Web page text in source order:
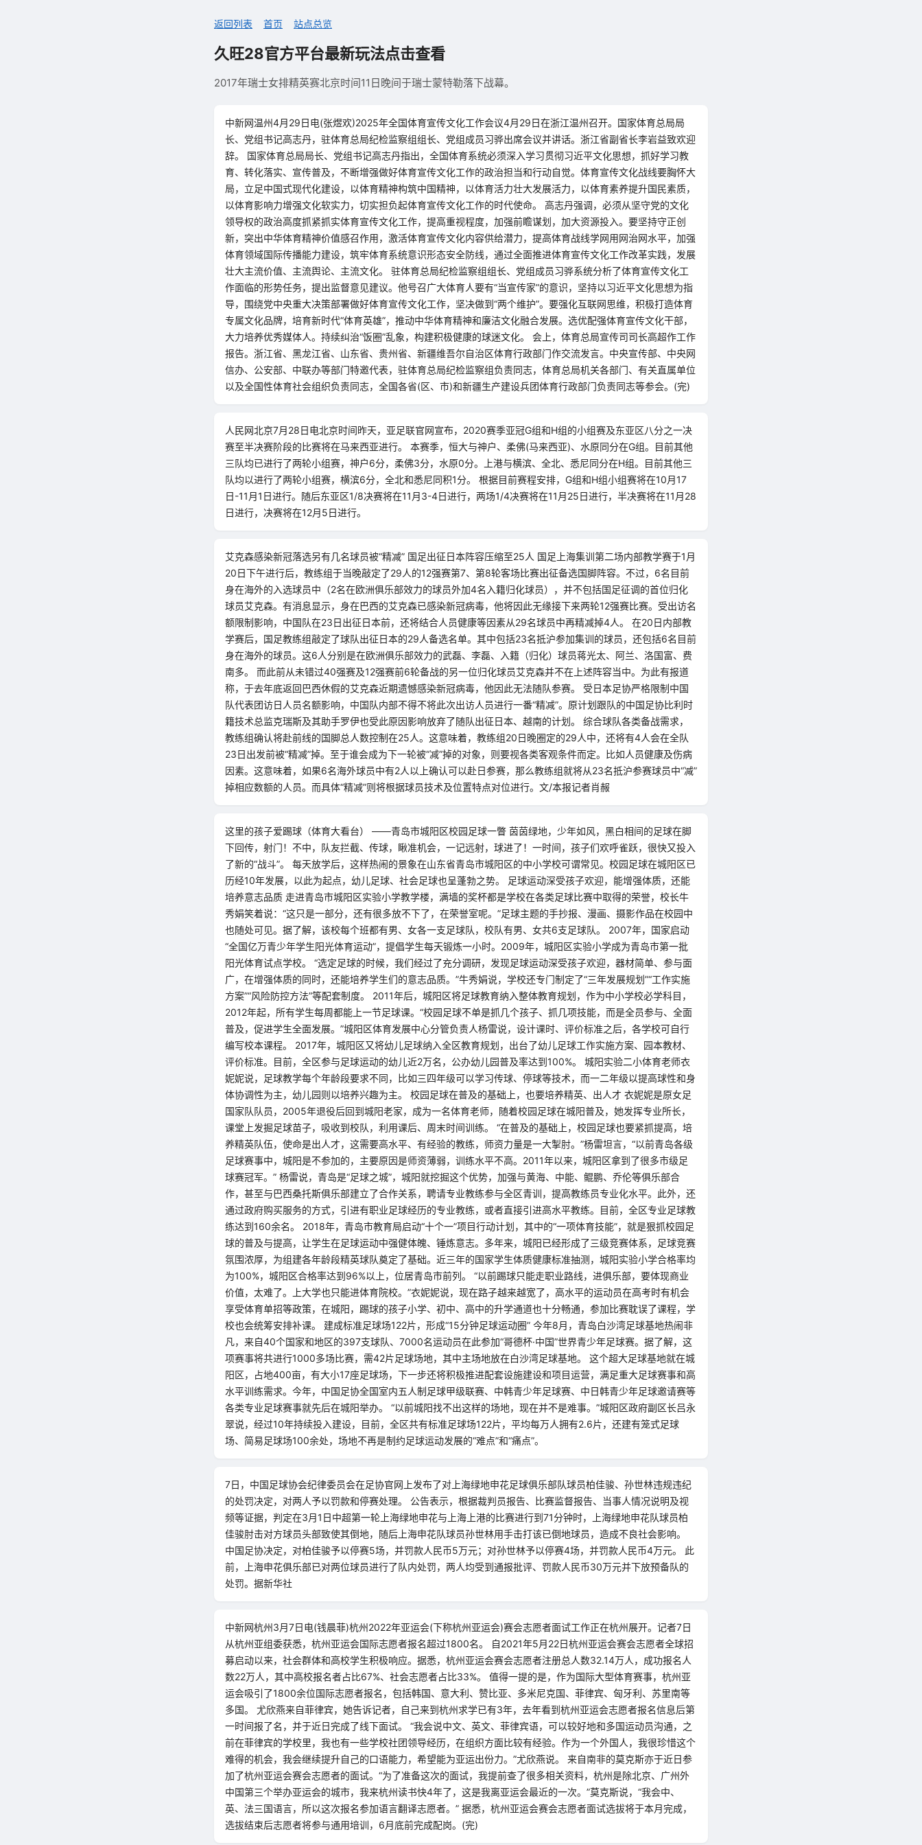
返回列表 首页 站点总览
久旺28官方平台最新玩法点击查看
2017年瑞士女排精英赛北京时间11日晚间于瑞士蒙特勒落下战幕。
中新网温州4月29日电(张煜欢)2025年全国体育宣传文化工作会议4月29日在浙江温州召开。国家体育总局局
长、党组书记高志丹，驻体育总局纪检监察组组长、党组成员习骅出席会议并讲话。浙江省副省长李岩益致欢迎
辞。 国家体育总局局长、党组书记高志丹指出，全国体育系统必须深入学习贯彻习近平文化思想，抓好学习教
育、转化落实、宣传普及，不断增强做好体育宣传文化工作的政治担当和行动自觉。体育宣传文化战线要胸怀大
局，立足中国式现代化建设，以体育精神构筑中国精神，以体育活力壮大发展活力，以体育素养提升国民素质，
以体育影响力增强文化软实力，切实担负起体育宣传文化工作的时代使命。 高志丹强调，必须从坚守党的文化
领导权的政治高度抓紧抓实体育宣传文化工作，提高重视程度，加强前瞻谋划，加大资源投入。要坚持守正创
新，突出中华体育精神价值感召作用，激活体育宣传文化内容供给潜力，提高体育战线学网用网治网水平，加强
体育领域国际传播能力建设，筑牢体育系统意识形态安全防线，通过全面推进体育宣传文化工作改革实践，发展
壮大主流价值、主流舆论、主流文化。 驻体育总局纪检监察组组长、党组成员习骅系统分析了体育宣传文化工
作面临的形势任务，提出监督意见建议。他号召广大体育人要有“当宣传家”的意识，坚持以习近平文化思想为指
导，围绕党中央重大决策部署做好体育宣传文化工作，坚决做到“两个维护”。要强化互联网思维，积极打造体育
专属文化品牌，培育新时代“体育英雄”，推动中华体育精神和廉洁文化融合发展。选优配强体育宣传文化干部，
大力培养优秀媒体人。持续纠治“饭圈”乱象，构建积极健康的球迷文化。 会上，体育总局宣传司司长高超作工作
报告。浙江省、黑龙江省、山东省、贵州省、新疆维吾尔自治区体育行政部门作交流发言。中央宣传部、中央网
信办、公安部、中联办等部门特邀代表，驻体育总局纪检监察组负责同志，体育总局机关各部门、有关直属单位
以及全国性体育社会组织负责同志，全国各省(区、市)和新疆生产建设兵团体育行政部门负责同志等参会。(完)
人民网北京7月28日电北京时间昨天，亚足联官网宣布，2020赛季亚冠G组和H组的小组赛及东亚区八分之一决
赛至半决赛阶段的比赛将在马来西亚进行。 本赛季，恒大与神户、柔佛(马来西亚)、水原同分在G组。目前其他
三队均已进行了两轮小组赛，神户6分，柔佛3分，水原0分。上港与横滨、全北、悉尼同分在H组。目前其他三
队均以进行了两轮小组赛，横滨6分，全北和悉尼同积1分。 根据目前赛程安排，G组和H组小组赛将在10月17
日-11月1日进行。随后东亚区1/8决赛将在11月3-4日进行，两场1/4决赛将在11月25日进行，半决赛将在11月28
日进行，决赛将在12月5日进行。
艾克森感染新冠落选另有几名球员被“精减” 国足出征日本阵容压缩至25人 国足上海集训第二场内部教学赛于1月
20日下午进行后，教练组于当晚敲定了29人的12强赛第7、第8轮客场比赛出征备选国脚阵容。不过，6名目前
身在海外的入选球员中（2名在欧洲俱乐部效力的球员外加4名入籍归化球员），并不包括国足征调的首位归化
球员艾克森。有消息显示，身在巴西的艾克森已感染新冠病毒，他将因此无缘接下来两轮12强赛比赛。受出访名
额限制影响，中国队在23日出征日本前，还将结合人员健康等因素从29名球员中再精减掉4人。 在20日内部教
学赛后，国足教练组敲定了球队出征日本的29人备选名单。其中包括23名抵沪参加集训的球员，还包括6名目前
身在海外的球员。这6人分别是在欧洲俱乐部效力的武磊、李磊、入籍（归化）球员蒋光太、阿兰、洛国富、费
南多。 而此前从未错过40强赛及12强赛前6轮备战的另一位归化球员艾克森并不在上述阵容当中。为此有报道
称，于去年底返回巴西休假的艾克森近期遗憾感染新冠病毒，他因此无法随队参赛。 受日本足协严格限制中国
队代表团访日人员名额影响，中国队内部不得不将此次出访人员进行一番“精减”。原计划跟队的中国足协比利时
籍技术总监克瑞斯及其助手罗伊也受此原因影响放弃了随队出征日本、越南的计划。 综合球队各类备战需求，
教练组确认将赴前线的国脚总人数控制在25人。这意味着，教练组20日晚圈定的29人中，还将有4人会在全队
23日出发前被“精减”掉。至于谁会成为下一轮被“减”掉的对象，则要视各类客观条件而定。比如人员健康及伤病
因素。这意味着，如果6名海外球员中有2人以上确认可以赴日参赛，那么教练组就将从23名抵沪参赛球员中“减”
掉相应数额的人员。而具体“精减”则将根据球员技术及位置特点对位进行。文/本报记者肖赧
这里的孩子爱踢球（体育大看台） ——青岛市城阳区校园足球一瞥 茵茵绿地，少年如风，黑白相间的足球在脚
下回传，射门！不中，队友拦截、传球，瞅准机会，一记远射，球进了！一时间，孩子们欢呼雀跃，很快又投入
了新的“战斗”。 每天放学后，这样热闹的景象在山东省青岛市城阳区的中小学校可谓常见。校园足球在城阳区已
历经10年发展，以此为起点，幼儿足球、社会足球也呈蓬勃之势。 足球运动深受孩子欢迎，能增强体质，还能
培养意志品质 走进青岛市城阳区实验小学教学楼，满墙的奖杯都是学校在各类足球比赛中取得的荣誉，校长牛
秀娟笑着说：“这只是一部分，还有很多放不下了，在荣誉室呢。”足球主题的手抄报、漫画、摄影作品在校园中
也随处可见。据了解，该校每个班都有男、女各一支足球队，校队有男、女共6支足球队。 2007年，国家启动
“全国亿万青少年学生阳光体育运动”，提倡学生每天锻炼一小时。2009年，城阳区实验小学成为青岛市第一批
阳光体育试点学校。 “选定足球的时候，我们经过了充分调研，发现足球运动深受孩子欢迎，器材简单、参与面
广，在增强体质的同时，还能培养学生们的意志品质。”牛秀娟说，学校还专门制定了“三年发展规划”“工作实施
方案”“风险防控方法”等配套制度。 2011年后，城阳区将足球教育纳入整体教育规划，作为中小学校必学科目，
2012年起，所有学生每周都能上一节足球课。“校园足球不单是抓几个孩子、抓几项技能，而是全员参与、全面
普及，促进学生全面发展。”城阳区体育发展中心分管负责人杨雷说，设计课时、评价标准之后，各学校可自行
编写校本课程。 2017年，城阳区又将幼儿足球纳入全区教育规划，出台了幼儿足球工作实施方案、园本教材、
评价标准。目前，全区参与足球运动的幼儿近2万名，公办幼儿园普及率达到100%。 城阳实验二小体育老师衣
妮妮说，足球教学每个年龄段要求不同，比如三四年级可以学习传球、停球等技术，而一二年级以提高球性和身
体协调性为主，幼儿园则以培养兴趣为主。 校园足球在普及的基础上，也要培养精英、出人才 衣妮妮是原女足
国家队队员，2005年退役后回到城阳老家，成为一名体育老师，随着校园足球在城阳普及，她发挥专业所长，
课堂上发掘足球苗子，吸收到校队，利用课后、周末时间训练。 “在普及的基础上，校园足球也要紧抓提高，培
养精英队伍，使命是出人才，这需要高水平、有经验的教练，师资力量是一大掣肘。”杨雷坦言，“以前青岛各级
足球赛事中，城阳是不参加的，主要原因是师资薄弱，训练水平不高。2011年以来，城阳区拿到了很多市级足
球赛冠军。” 杨雷说，青岛是“足球之城”，城阳就挖掘这个优势，加强与黄海、中能、鲲鹏、乔伦等俱乐部合
作，甚至与巴西桑托斯俱乐部建立了合作关系，聘请专业教练参与全区青训，提高教练员专业化水平。此外，还
通过政府购买服务的方式，引进有职业足球经历的专业教练，或者直接引进高水平教练。目前，全区专业足球教
练达到160余名。 2018年，青岛市教育局启动“十个一”项目行动计划，其中的“一项体育技能”，就是狠抓校园足
球的普及与提高，让学生在足球运动中强健体魄、锤炼意志。多年来，城阳已经形成了三级竞赛体系，足球竞赛
氛围浓厚，为组建各年龄段精英球队奠定了基础。近三年的国家学生体质健康标准抽测，城阳实验小学合格率均
为100%，城阳区合格率达到96%以上，位居青岛市前列。 “以前踢球只能走职业路线，进俱乐部，要体现商业
价值，太难了。上大学也只能进体育院校。”衣妮妮说，现在路子越来越宽了，高水平的运动员在高考时有机会
享受体育单招等政策，在城阳，踢球的孩子小学、初中、高中的升学通道也十分畅通，参加比赛耽误了课程，学
校也会统筹安排补课。 建成标准足球场122片，形成“15分钟足球运动圈” 今年8月，青岛白沙湾足球基地热闹非
凡，来自40个国家和地区的397支球队、7000名运动员在此参加“哥德杯·中国”世界青少年足球赛。据了解，这
项赛事将共进行1000多场比赛，需42片足球场地，其中主场地放在白沙湾足球基地。 这个超大足球基地就在城
阳区，占地400亩，有大小17座足球场，下一步还将积极推进配套设施建设和项目运营，满足重大足球赛事和高
水平训练需求。今年，中国足协全国室内五人制足球甲级联赛、中韩青少年足球赛、中日韩青少年足球邀请赛等
各类专业足球赛事就先后在城阳举办。 “以前城阳找不出这样的场地，现在并不是难事。”城阳区政府副区长吕永
翠说，经过10年持续投入建设，目前，全区共有标准足球场122片，平均每万人拥有2.6片，还建有笼式足球
场、简易足球场100余处，场地不再是制约足球运动发展的“难点”和“痛点”。
7日，中国足球协会纪律委员会在足协官网上发布了对上海绿地申花足球俱乐部队球员柏佳骏、孙世林违规违纪
的处罚决定，对两人予以罚款和停赛处理。 公告表示，根据裁判员报告、比赛监督报告、当事人情况说明及视
频等证据，判定在3月1日中超第一轮上海绿地申花与上海上港的比赛进行到71分钟时，上海绿地申花队球员柏
佳骏肘击对方球员头部致使其倒地，随后上海申花队球员孙世林用手击打该已倒地球员，造成不良社会影响。
中国足协决定，对柏佳骏予以停赛5场，并罚款人民币5万元；对孙世林予以停赛4场，并罚款人民币4万元。 此
前，上海申花俱乐部已对两位球员进行了队内处罚，两人均受到通报批评、罚款人民币30万元并下放预备队的
处罚。据新华社
中新网杭州3月7日电(钱晨菲)杭州2022年亚运会(下称杭州亚运会)赛会志愿者面试工作正在杭州展开。记者7日
从杭州亚组委获悉，杭州亚运会国际志愿者报名超过1800名。 自2021年5月22日杭州亚运会赛会志愿者全球招
募启动以来，社会群体和高校学生积极响应。据悉，杭州亚运会赛会志愿者注册总人数32.14万人，成功报名人
数22万人，其中高校报名者占比67%、社会志愿者占比33%。 值得一提的是，作为国际大型体育赛事，杭州亚
运会吸引了1800余位国际志愿者报名，包括韩国、意大利、赞比亚、多米尼克国、菲律宾、匈牙利、苏里南等
多国。 尤欣燕来自菲律宾，她告诉记者，自己来到杭州求学已有3年，去年看到杭州亚运会志愿者报名信息后第
一时间报了名，并于近日完成了线下面试。 “我会说中文、英文、菲律宾语，可以较好地和多国运动员沟通，之
前在菲律宾的学校里，我也有一些学校社团领导经历，在组织方面比较有经验。作为一个外国人，我很珍惜这个
难得的机会，我会继续提升自己的口语能力，希望能为亚运出份力。”尤欣燕说。 来自南非的莫克斯亦于近日参
加了杭州亚运会赛会志愿者的面试。“为了准备这次的面试，我提前查了很多相关资料，杭州是除北京、广州外
中国第三个举办亚运会的城市，我来杭州读书快4年了，这是我离亚运会最近的一次。”莫克斯说，“我会中、
英、法三国语言，所以这次报名参加语言翻译志愿者。” 据悉，杭州亚运会赛会志愿者面试选拔将于本月完成，
选拔结束后志愿者将参与通用培训，6月底前完成配岗。(完)